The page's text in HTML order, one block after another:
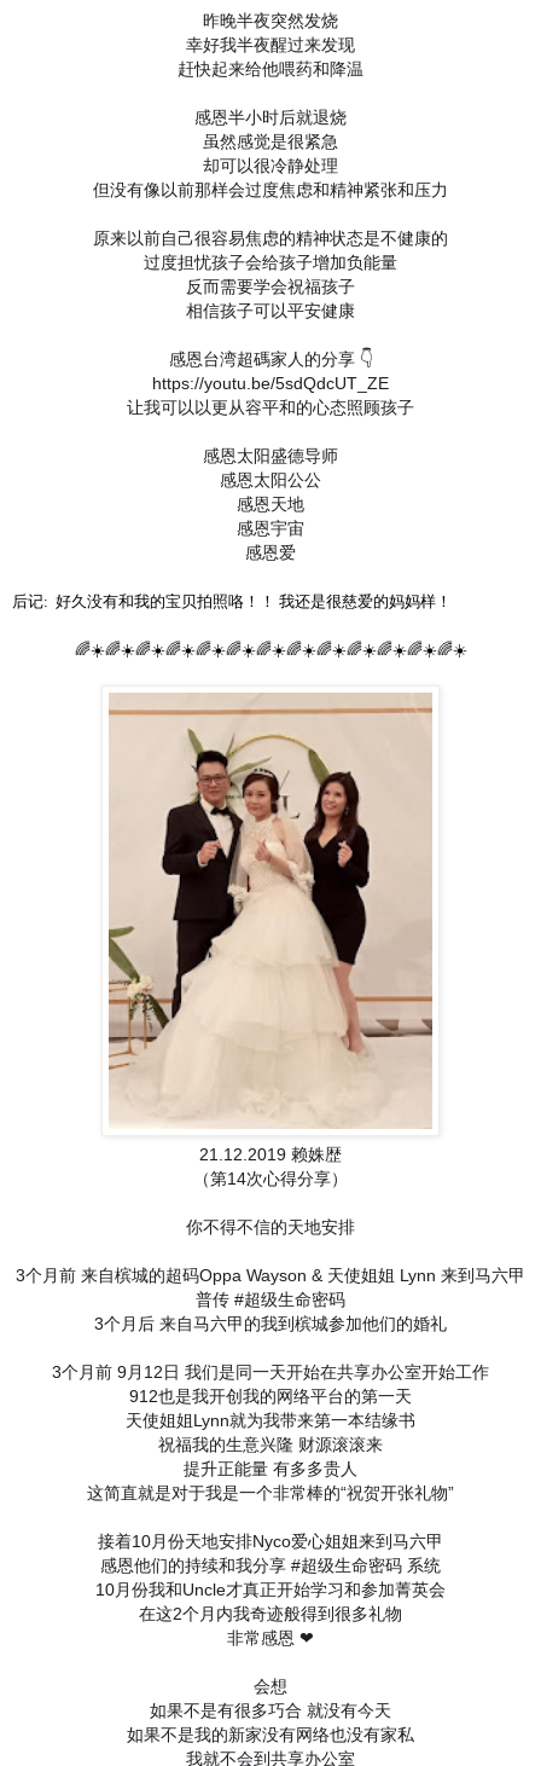
昨晚半夜突然发烧
幸好我半夜醒过来发现
赶快起来给他喂药和降温
感恩半小时后就退烧
虽然感觉是很紧急
却可以很冷静处理
但没有像以前那样会过度焦虑和精神紧张和压力
原来以前自己很容易焦虑的精神状态是不健康的
过度担忧孩子会给孩子增加负能量
反而需要学会祝福孩子
相信孩子可以平安健康
感恩台湾超碼家人的分享 👇
https://youtu.be/5sdQdcUT_ZE
让我可以以更从容平和的心态照顾孩子
感恩太阳盛德导师
感恩太阳公公
感恩天地
感恩宇宙
感恩爱
后记: 好久没有和我的宝贝拍照咯！！ 我还是很慈爱的妈妈样！
🌈☀️🌈☀️🌈☀️🌈☀️🌈☀️🌈☀️🌈☀️🌈☀️🌈☀️🌈☀️🌈☀️🌈☀️🌈☀️
21.12.2019 赖姝歴
（第14次心得分享）
你不得不信的天地安排
3个月前 来自槟城的超码Oppa Wayson & 天使姐姐 Lynn 来到马六甲
普传 #超级生命密码
3个月后 来自马六甲的我到槟城参加他们的婚礼
3个月前 9月12日 我们是同一天开始在共享办公室开始工作
912也是我开创我的网络平台的第一天
天使姐姐Lynn就为我带来第一本结缘书
祝福我的生意兴隆 财源滚滚来
提升正能量 有多多贵人
这简直就是对于我是一个非常棒的“祝贺开张礼物”
接着10月份天地安排Nyco爱心姐姐来到马六甲
感恩他们的持续和我分享 #超级生命密码 系统
10月份我和Uncle才真正开始学习和参加菁英会
在这2个月内我奇迹般得到很多礼物
非常感恩 ❤
会想
如果不是有很多巧合 就没有今天
如果不是我的新家没有网络也没有家私
我就不会到共享办公室